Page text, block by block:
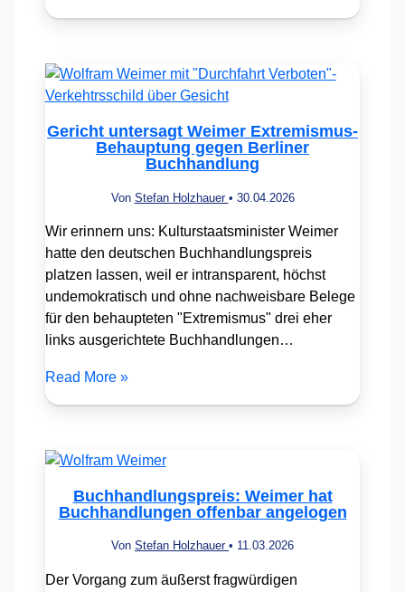
Gericht untersagt Weimer Extremismus-
Behauptung gegen Berliner
Buchhandlung
Von Stefan Holzhauer • 30.04.2026
Wir erinnern uns: Kulturstaatsminister Weimer
hatte den deutschen Buchhandlungspreis
platzen lassen, weil er intransparent, höchst
undemokratisch und ohne nachweisbare Belege
für den behaupteten "Extremismus" drei eher
links ausgerichtete Buchhandlungen…
Read More »
Buchhandlungspreis: Weimer hat
Buchhandlungen offenbar angelogen
Von Stefan Holzhauer • 11.03.2026
Der Vorgang zum äußerst fragwürdigen